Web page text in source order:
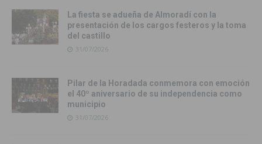
La fiesta se adueña de Almoradí con la
presentación de los cargos festeros y la toma
del castillo
31/07/2026
Pilar de la Horadada conmemora con emoción
el 40º aniversario de su independencia como
municipio
31/07/2026